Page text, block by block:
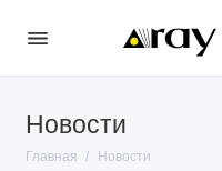
Новости
Главная Новости